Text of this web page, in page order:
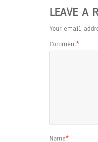
LEAVE A
Your email
Comment*
Name*